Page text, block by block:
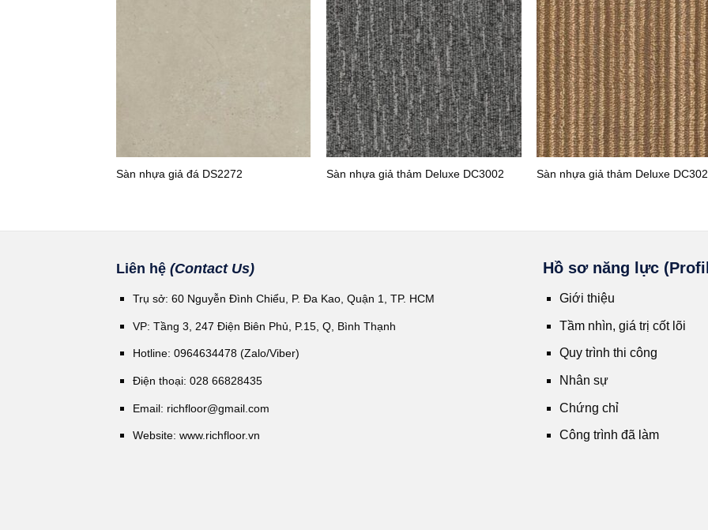
Sàn nhựa giả đá DS2272 Sàn nhựa giả thảm Deluxe DC3002 Sàn nhựa giả thảm Deluxe
Liên hệ (Contact Us)
Trụ sở: 60 Nguyễn Đình Chiểu, P. Đa Kao, Quận 1, TP. HCM
VP: Tầng 3, 247 Điện Biên Phủ, P.15, Q, Bình Thạnh
Hotline: 0964634478 (Zalo/Viber)
Điện thoại: 028 66828435
Email: richfloor@gmail.com
Website: www.richfloor.vn
Hồ sơ năng lực
Giới thiệu
Tầm nhìn, giá trị cốt lõi
Quy trình thi công
Nhân sự
Chứng chỉ
Công trình đã làm